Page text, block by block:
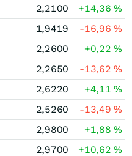
2,2100 +14,36%
1,9419 -16,96%
2,2600 +0,22%
2,2650 -13,62%
2,6220 +4,11%
2,5260 -13,49%
2,9800 +1,88%
2,9700 +10,62%